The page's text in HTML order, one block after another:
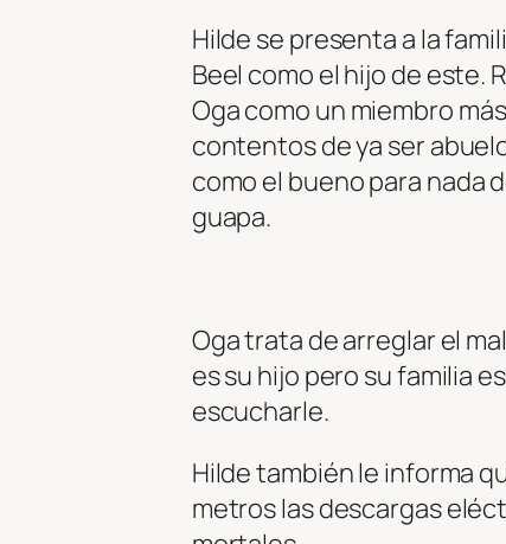
Hilde se presenta a la
Beel como el hijo de este.
Oga como un miembro
contentos de ya ser
como el bueno para nada
guapa.
Oga trata de arreglar el
es su hijo pero su familia
escucharle.
Hilde también le informa
metros las descargas